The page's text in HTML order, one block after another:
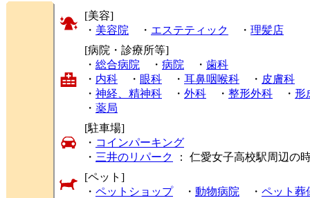
[美容]
・ 美容院 ・ エステティック ・ 理髪店
[病院・診療所等]
・ 総合病院 ・ 病院 ・ 歯科
・ 内科 ・ 眼科 ・ 耳鼻咽喉科 ・ 皮膚科
・ 神経、精神科 ・ 外科 ・ 整形外科 ・ 形
・ 薬局
[駐車場]
・ コインパーキング
・ 三井のリパーク
： 仁愛女子高校駅周辺の
[ペット]
・ ペットショップ・ 動物病院 ・ ペット葬